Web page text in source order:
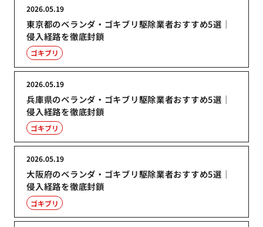
東京都のベランダ・ゴキブリ駆除業者おすすめ5選｜
侵入経路を徹底封鎖
2026.05.19
ゴキブリ
兵庫県のベランダ・ゴキブリ駆除業者おすすめ5選｜
侵入経路を徹底封鎖
2026.05.19
ゴキブリ
大阪府のベランダ・ゴキブリ駆除業者おすすめ5選｜
侵入経路を徹底封鎖
2026.05.19
ゴキブリ